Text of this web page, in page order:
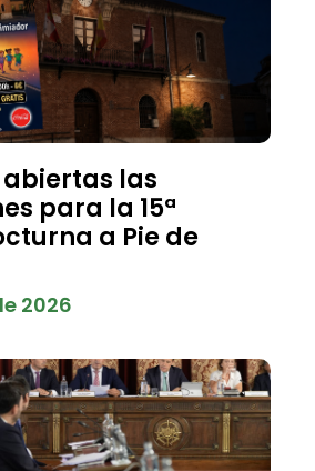
las
para la 15ª
a Pie de
2026